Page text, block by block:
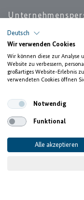
“Invest
geholfen,
mehr
Deutsch
Wir verwenden Cookies
Wir können diese zur Analyse
Website zu verbessern,
großartiges Website-Erlebnis
verwendeten Cookies öffnen
Notwendig
Funktional
Alle akzeptieren